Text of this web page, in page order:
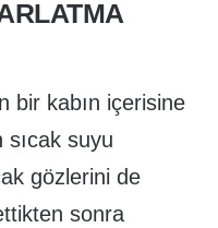
bir kabın içerisine
sıcak suyu
gözlerini de
sonra